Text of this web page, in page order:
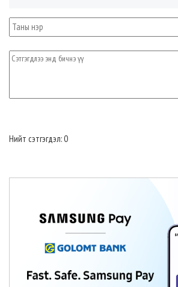
Нийт сэтгэгдэл: 0